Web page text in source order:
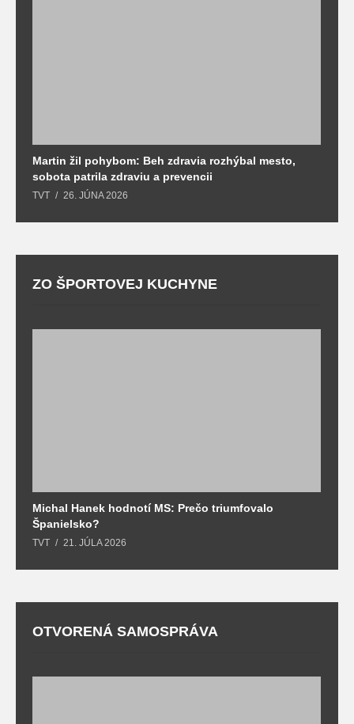
Martin žil pohybom: Beh zdravia rozhýbal mesto,
sobota patrila zdraviu a prevencii
TVT 26. JÚNA 2026
ZO ŠPORTOVEJ KUCHYNE
Michal Hanek hodnotí MS: Prečo triumfovalo
Španielsko?
TVT 21. JÚLA 2026
OTVORENÁ SAMOSPRÁVA